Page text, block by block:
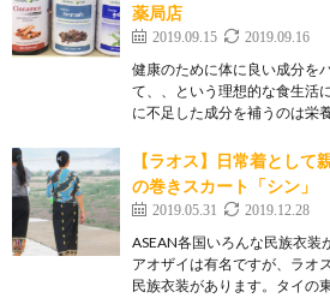
薬局店
2019.09.15 2019.09.16
健康のために体に良い成分を
て、、という理想的な食生活
に不足した成分を補うのは栄
【ラオス】日常着として
の巻きスカート「シン」
2019.05.31 2019.12.28
ASEAN各国いろんな民族衣
アオザイは有名ですが、ラオ
民族衣装があります。タイの